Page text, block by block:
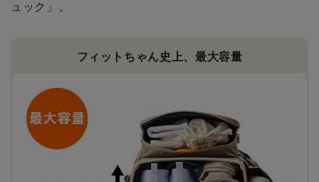
ュック」。
フィットちゃん史上、最大容量